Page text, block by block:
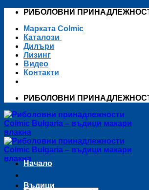
Skip
content
РИБОЛОВНИ
Марката Colmic
Каталози
Дилъри
Лизинг
Видео
Контакти
РИБОЛОВНИ
Начало
Въдици